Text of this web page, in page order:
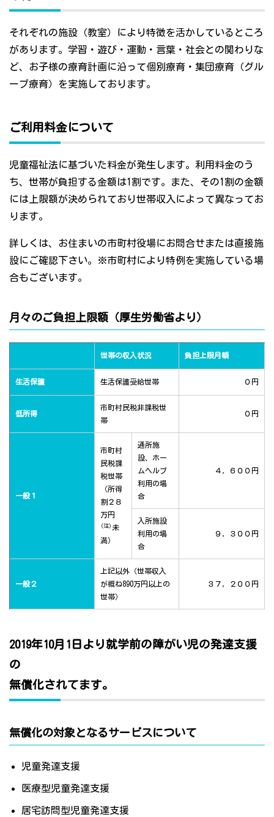
それぞれの施設（教室）により特徴を活かしているところ
があります。学習・遊び・運動・言葉・社会との関わりな
ど、お子様の療育計画に沿って個別療育・集団療育（グル
ープ療育）を実施しております。
ご利用料金について
児童福祉法に基づいた料金が発生します。利用料金のう
ち、世帯が負担する金額は1割です。また、その1割の金額
には上限額が決められており世帯収入によって異なってお
ります。
詳しくは、お住まいの市町村役場にお問合せまたは直接施
設にご確認下さい。※市町村により特例を実施している場
合もございます。
月々のご負担上限額（厚生労働省より）
世帯の収入状況 負担上限月額
生活保護 生活保護受給世帯 ０円
低所得
市町村民税非課税世
帯
０円
一般１
市町村
民税課
税世帯
（所得
割２８
万円
(注) 未
満）
通所施
設、ホー
ムヘルプ
利用の場
合
４，６００円
入所施設
利用の場
合
９，３００円
一般２
上記以外（世帯収入
が概ね890万円以上の
世帯）
３７，２００円
2019年10月1日より就学前の障がい児の発達支援
の
無償化されてます。
無償化の対象となるサービスについて
児童発達支援
医療型児童発達支援
居宅訪問型児童発達支援